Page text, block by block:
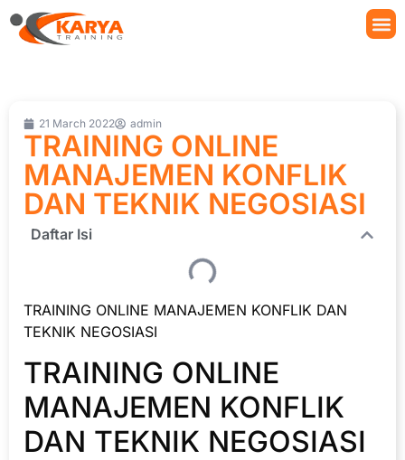
21 March 2022 admin
TRAINING ONLINE
MANAJEMEN KONFLIK
DAN TEKNIK NEGOSIASI
Daftar Isi
TRAINING ONLINE MANAJEMEN KONFLIK DAN
TEKNIK NEGOSIASI
TRAINING ONLINE
MANAJEMEN KONFLIK
DAN TEKNIK NEGOSIASI